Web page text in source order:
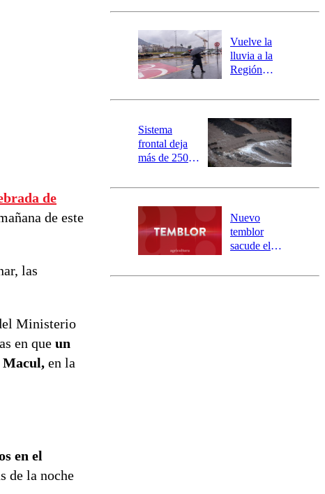
de
de este
las
Ministerio
en que un
Macul, en la
en el
de la noche
Carahue por
río Damas:
activa
mensajería
SAE
Vuelve la
lluvia a la
Región
este es el
la DMC para
este viernes
Sistema
frontal deja
más de 250
y 317
aisladas entre
Valparaíso y
Los Ríos
Nuevo
temblor
sacude el
revisa la